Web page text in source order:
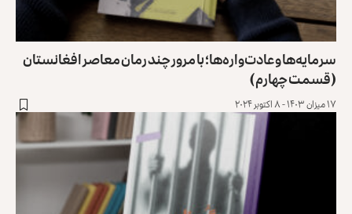
سرمایه‌ها و عادت‌واره‌ها؛ با مرور چند رمان معاصر افغانستان
(قسمت چهارم)
۱۷ میزان ۱۴۰۳ - ۸ اکتوبر ۲۰۲۴